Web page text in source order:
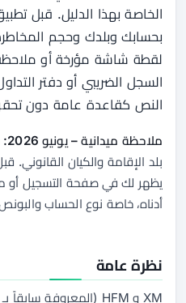
الخاصة بهذا الدليل. قبل
بحسابك وبلدك وحجم
لقطة شاشة مؤرخة أو
السجل الضريبي أو دفتر
النص كقاعدة عامة دون
ملاحظة ميدانية – يونيو 2026:
بلد الإقامة والكيان القانوني.
يظهر لك في صفحة التسجيل أو
أدناه، خاصة نوع الحساب
نظرة عامة